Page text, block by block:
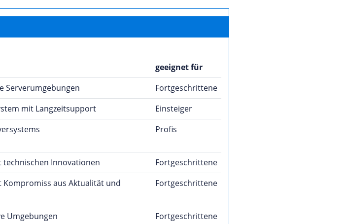
geeignet für
Serverumgebungen
Fortgeschrittene
mit Langzeitsupport
Einsteiger
Profis
technischen Innovationen
Fortgeschrittene
Kompromiss aus Aktualität und
Fortgeschrittene
Umgebungen
Fortgeschrittene